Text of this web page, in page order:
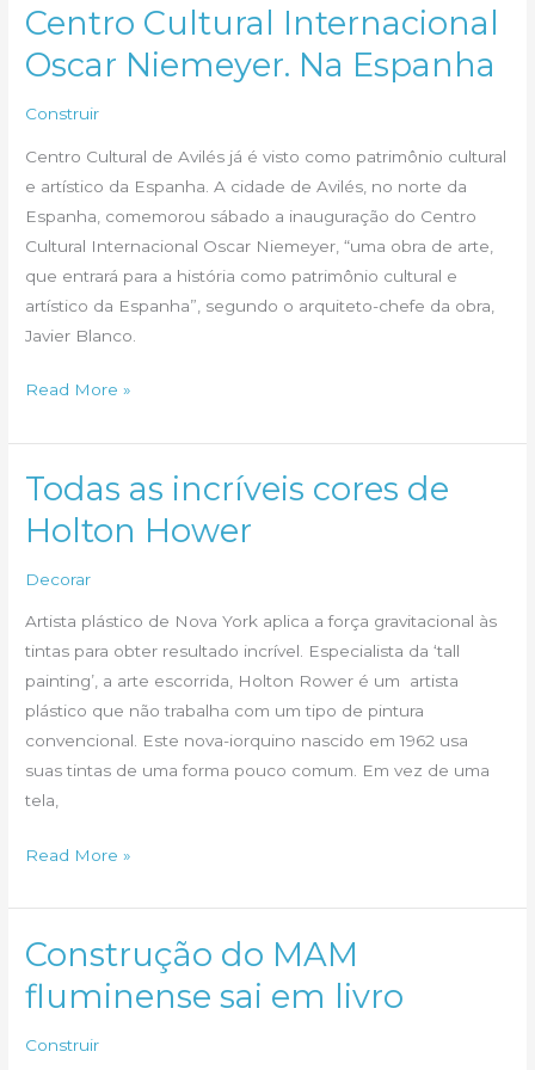
Centro Cultural Internacional
Oscar Niemeyer. Na Espanha
Construir
Centro Cultural de Avilés já é visto como patrimônio cultural
e artístico da Espanha. A cidade de Avilés, no norte da
Espanha, comemorou sábado a inauguração do Centro
Cultural Internacional Oscar Niemeyer, “uma obra de arte,
que entrará para a história como patrimônio cultural e
artístico da Espanha”, segundo o arquiteto-chefe da obra,
Javier Blanco.
Centro
Internacional
Oscar
Na
Read More »
Todas as incríveis cores de
Holton Hower
Decorar
Artista plástico de Nova York aplica a força gravitacional às
tintas para obter resultado incrível. Especialista da ‘tall
painting’, a arte escorrida, Holton Rower é um artista
plástico que não trabalha com um tipo de pintura
convencional. Este nova-iorquino nascido em 1962 usa
suas tintas de uma forma pouco comum. Em vez de uma
tela,
Todas
incríveis
cores
Holton
Read More »
Construção do MAM
fluminense sai em livro
Construir